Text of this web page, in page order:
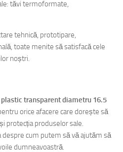
tăvi termoformate,
tehnică, prototipare,
toate menite să satisfacă cele
noștri.
transparent diametru 16.5
orice afacere care dorește să
protecția produselor sale.
despre cum putem să vă ajutăm să
dumneavoastră.